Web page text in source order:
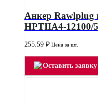
Анкер Rawlplug
HPTIIA4-12100/5
255.59 ₽ Цена за шт.
Оставить заявку